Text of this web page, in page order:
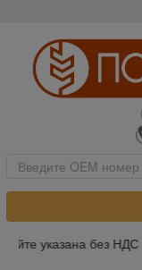
указана без НДС -